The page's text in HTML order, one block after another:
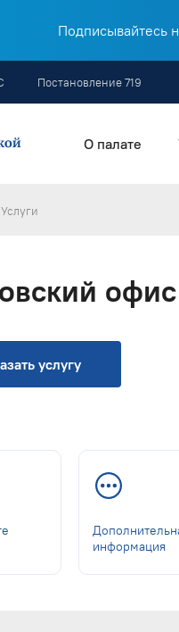
Подписывайтесь
Постановление 719
О палате
Услуги
офис
услугу
информация